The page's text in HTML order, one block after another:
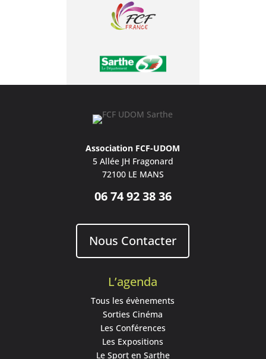
Association FCF-UDOM
5 Allée JH Fragonard
72100 LE MANS
06 74 92 38 36
Nous Contacter
L’agenda
Tous les évènements
Sorties Cinéma
Les Conférences
Les Expositions
Le Sport en Sarthe